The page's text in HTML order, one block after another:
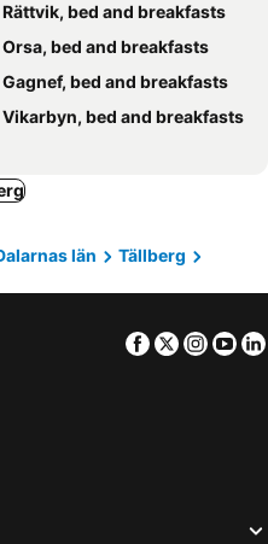
Rättvik, bed and breakfasts
Orsa, bed and breakfasts
Gagnef, bed and breakfasts
Vikarbyn, bed and breakfasts
län
Tällberg
Facebook
Twitter